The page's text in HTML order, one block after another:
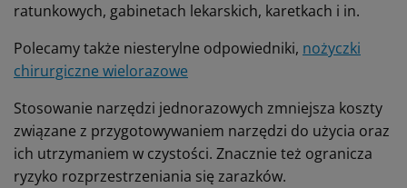
ratunkowych, gabinetach lekarskich, karetkach i in.
Polecamy także niesterylne odpowiedniki, nożyczki
chirurgiczne wielorazowe
Stosowanie narzędzi jednorazowych zmniejsza koszty
związane z przygotowywaniem narzędzi do użycia oraz
ich utrzymaniem w czystości. Znacznie też ogranicza
ryzyko rozprzestrzeniania się zarazków.